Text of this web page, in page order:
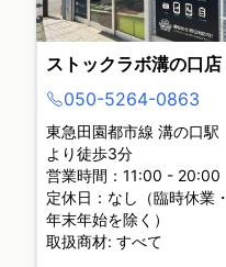
ストックラボ溝の口店
050-5264-0863
東急田園都市線 溝の口駅
より徒歩3分
営業時間：11:00 - 20:00
定休日：なし（臨時休業・
年末年始を除く）
取扱商材: すべて